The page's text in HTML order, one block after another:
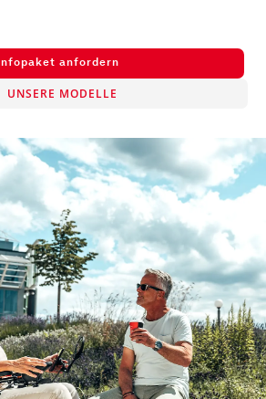
Infopaket anfordern
UNSERE MODELLE